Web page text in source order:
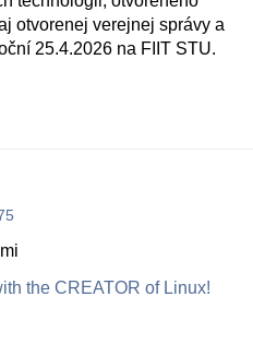
otvorenej verejnej správy a
25.4.2026 na FIIT STU.
the CREATOR of Linux!